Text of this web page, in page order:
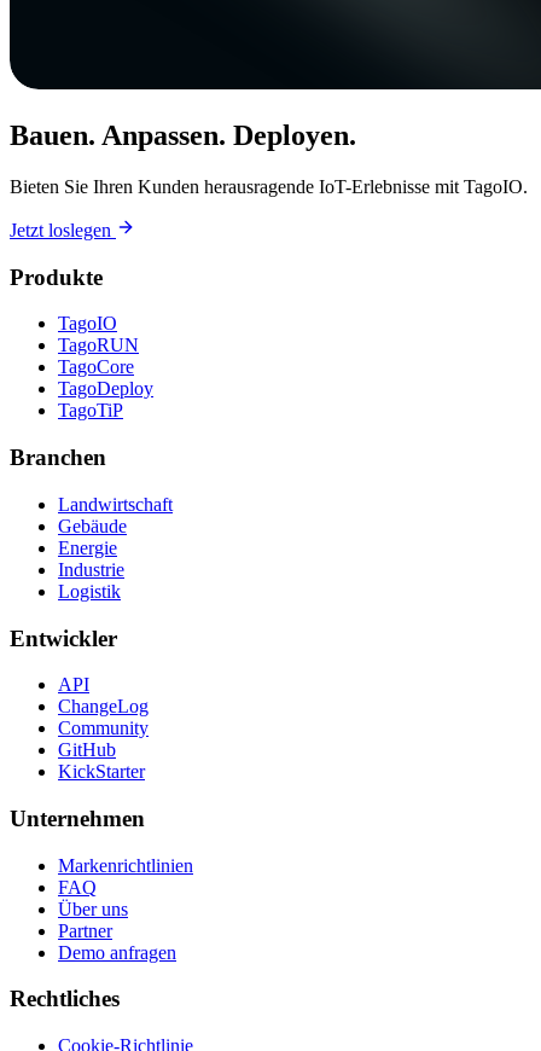
Bauen. Anpassen. Deployen.
Bieten Sie Ihren Kunden herausragende IoT-Erlebnisse mit TagoIO.
Jetzt loslegen
Produkte
TagoIO
TagoRUN
TagoCore
TagoDeploy
TagoTiP
Branchen
Landwirtschaft
Gebäude
Energie
Industrie
Logistik
Entwickler
API
ChangeLog
Community
GitHub
KickStarter
Unternehmen
Markenrichtlinien
FAQ
Über uns
Partner
Demo anfragen
Rechtliches
Cookie-Richtlinie